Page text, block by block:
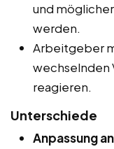
und
werden.
Arbeitgeber
wechselnden
reagieren.
Unterschiede
Anpassung